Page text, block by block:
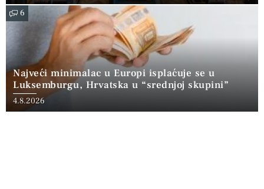
6
Najveći minimalac u Europi isplaćuje se u
Luksemburgu, Hrvatska u “srednjoj skupini”
4.8.2026